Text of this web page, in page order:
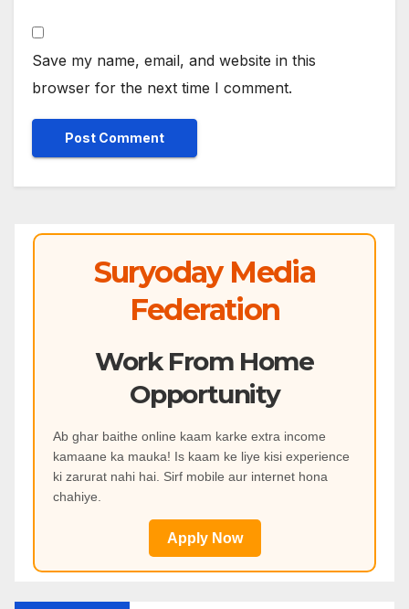
Save my name, email, and website in this
browser for the next time I comment.
Suryoday Media
Federation
Work From Home
Opportunity
Ab ghar baithe online kaam karke extra income
kamaane ka mauka! Is kaam ke liye kisi experience
ki zarurat nahi hai. Sirf mobile aur internet hona
chahiye.
Apply Now